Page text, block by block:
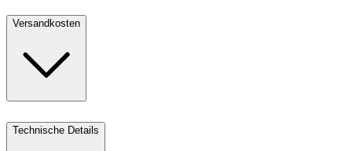
Versandkosten
Technische Details